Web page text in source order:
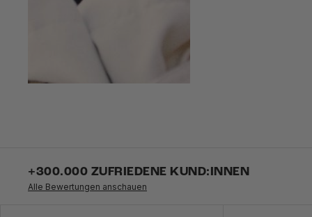
+300.000 ZUFRIEDENE KUND:INNEN
Alle Bewertungen anschauen